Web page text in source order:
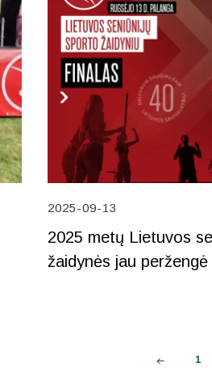
2025-09-13
2025 metų Lietuvos
žaidynės jau
1